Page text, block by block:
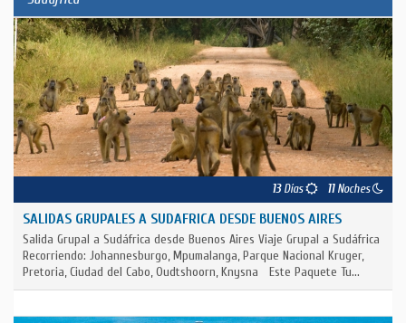
F
e
b
r
e
r
o
0
M
13Días 11Noches
SALIDAS GRUPALES A SUDAFRICA DESDE BUENOS AIRES
Salida Grupal a Sudáfrica desde Buenos Aires Viaje Grupal a Sudáfrica
Recorriendo: Johannesburgo, Mpumalanga, Parque Nacional Kruger,
Pretoria, Ciudad del Cabo, Oudtshoorn, Knysna Este Paquete Tu...